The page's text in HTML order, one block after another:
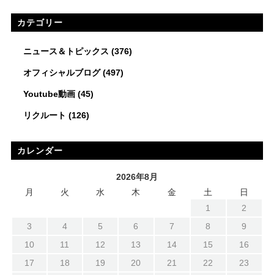
カテゴリー
ニュース＆トピックス (376)
オフィシャルブログ(497)
Youtube動画(45)
リクルート (126)
カレンダー
2026年8月
月
火 水 木 金 土
日
1
2
3
4 5 6 7 8
9
10
11 12 13 14 15
16
17
18 19 20 21 22
23